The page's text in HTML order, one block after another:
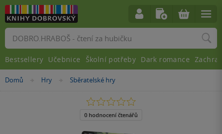
Nacházíte
Domů »Hry »
Sběratelské hry
0.0
z
5
0 hodnocení čtenářů
Vyhledávání
Bestsellery Učebnice Školní potřeby Dark romance